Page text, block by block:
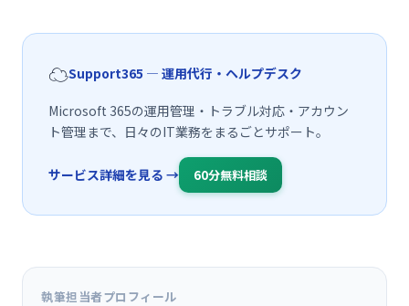
☁️Support365 — 運用代行・ヘルプデスク
Microsoft 365の運用管理・トラブル対応・アカウン
ト管理まで、日々のIT業務をまるごとサポート。
サービス詳細を見る → 60分無料相談
執筆担当者プロフィール